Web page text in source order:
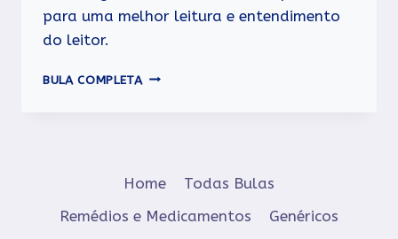
para uma melhor leitura e entendimento
do leitor.
BULA COMPLETA VENALOT
Home
Todas Bulas
Remédios e Medicamentos
Genéricos